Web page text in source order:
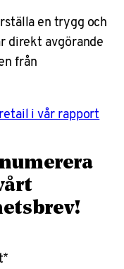
en trygg och
direkt avgörande
från
i vår rapport
*